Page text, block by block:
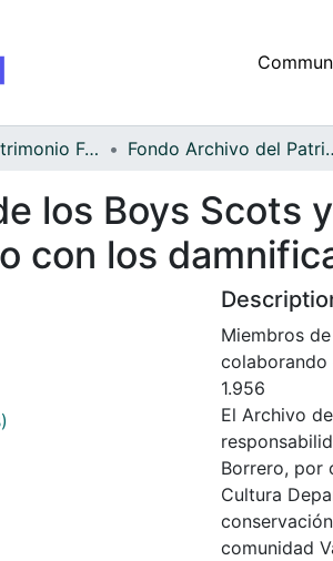
Archivo del Patrimonio Fotográfico y Fílmico del Valle del Cauca Fondo Archivo del
los Boys Scots
con los
Miembros
colaborando
1.956
El Archivo
Borrero, por
Cultura
comunidad